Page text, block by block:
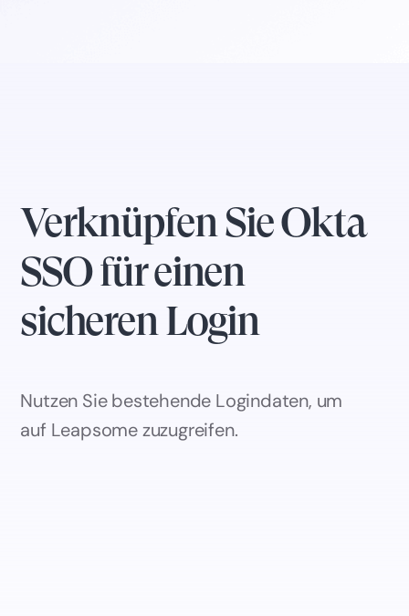
Verknüpfen Sie Okta
SSO für einen
sicheren Login
Nutzen Sie bestehende Logindaten, um
auf Leapsome zuzugreifen.